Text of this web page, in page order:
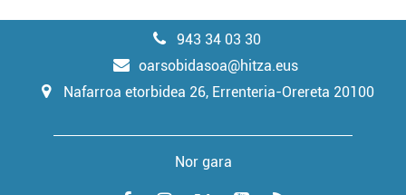
943 34 03 30
oarsobidasoa@hitza.eus
Nafarroa etorbidea 26, Errenteria-Orereta 20100
Nor gara